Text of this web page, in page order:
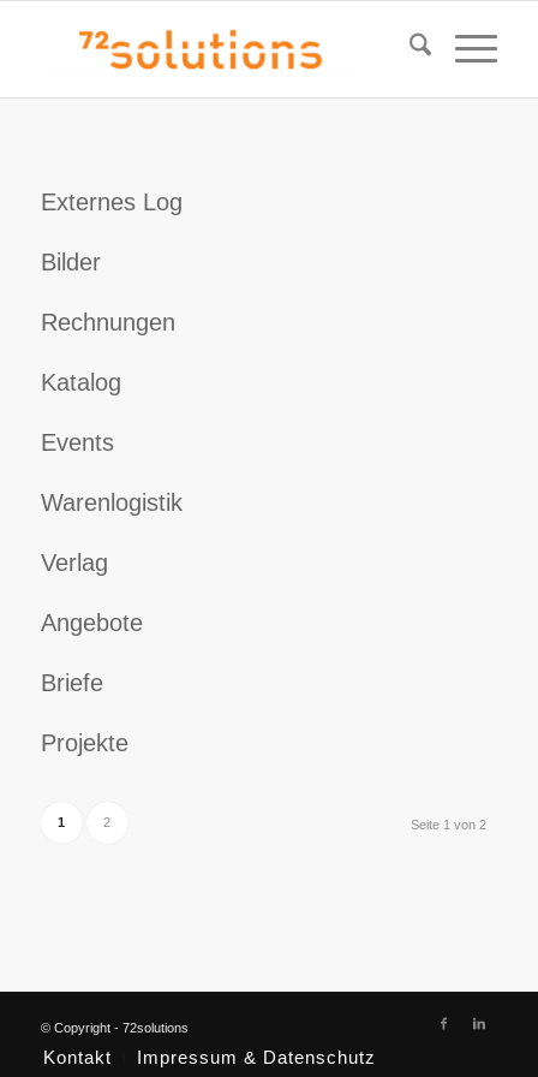
Externes Log
Bilder
Rechnungen
Katalog
Events
Warenlogistik
Verlag
Angebote
Briefe
Projekte
Seite 1 von 2
1 2
© Copyright - 72solutions
Kontakt Impressum & Datenschutz